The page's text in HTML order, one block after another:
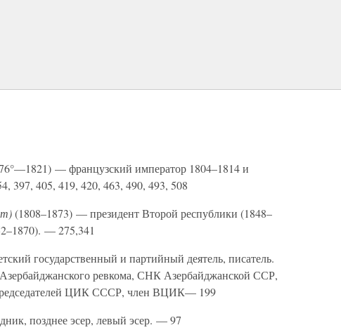
— французский император 1804–1814 и
397, 405, 419, 420, 463, 490, 493, 508
(1808–1873) — президент Второй республики (1848–
— 275,341
государственный и партийный деятель, писатель.
ревкома, СНК Азербайджанской ССР,
ЦИК СССР, член ВЦИК— 199
позднее эсер, левый эсер. — 97